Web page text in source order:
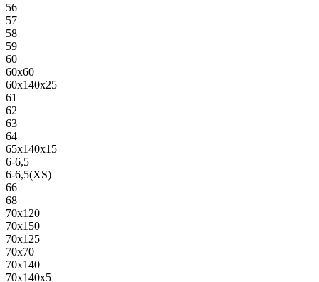
56
57
58
59
60
60х60
60х140х25
61
62
63
64
65х140х15
6-6,5
6-6,5(XS)
66
68
70х120
70х150
70х125
70х70
70х140
70х140х5